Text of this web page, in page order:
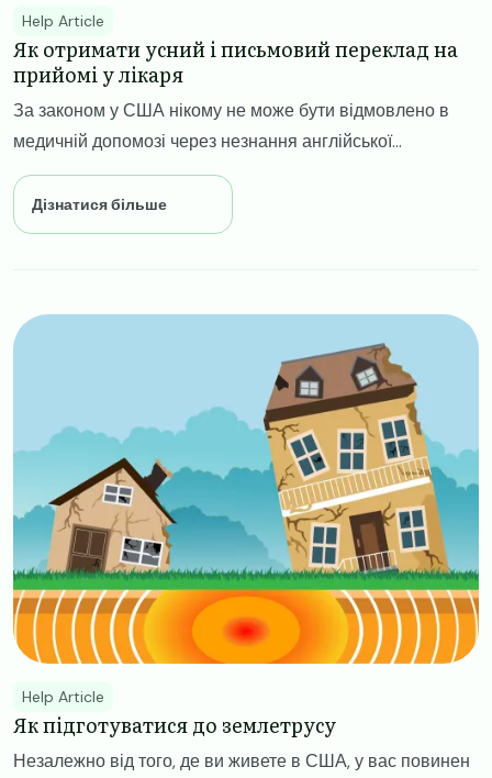
Help Article
Як отримати усний і письмовий переклад на
прийомі у лікаря
За законом у США нікому не може бути відмовлено в
медичній допомозі через незнання англійської...
Дізнатися більше
Image
Help Article
Як підготуватися до землетрусу
Незалежно від того, де ви живете в США, у вас повинен